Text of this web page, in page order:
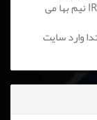
2-مصرف اینترنت برای خرید قانونی از سرورهای IR نیم بها می
وارد سایت